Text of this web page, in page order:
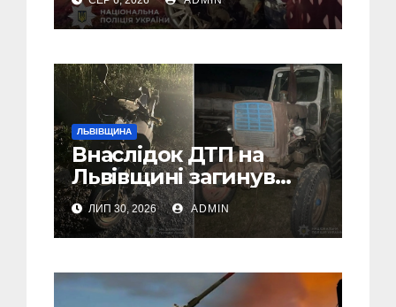
Самбірщині
ЛЬВІВЩИНА
Внаслідок ДТП на
Львівщині загинув
малолітній водій
скутера, а
неповнолітній
ЛИП 30, 2026 ADMIN